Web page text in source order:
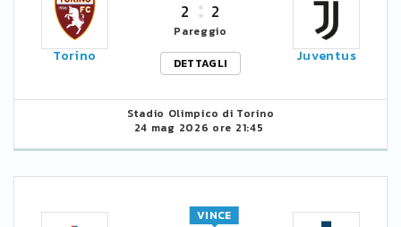
Torino
2 2
Pareggio
DETTAGLI
Juventus
Stadio Olimpico di Torino
24 mag 2026 ore 21:45
VINCE